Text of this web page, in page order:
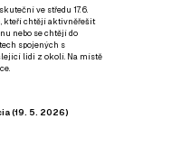
ve středu 17. 6.
kteří chtějí aktivněřešit
nebo se chtějí do
spojených s
lidi z okolí. Na místě
(19. 5. 2026)